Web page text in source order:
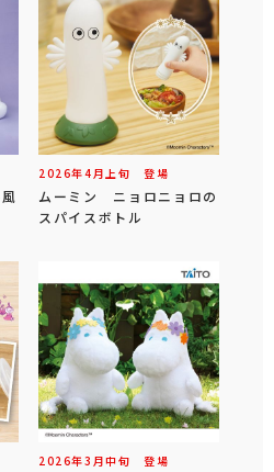
2026年4 月 上旬 登場
ムーミン ニョロニョロの
スパイスボトル
2026年3 月中旬 登場